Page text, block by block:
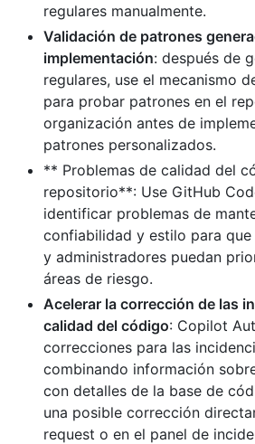
regulares manualmente.
Validación de patrones
implementación: después de
regulares, use el mecanismo
para probar patrones en el
organización antes de
patrones personalizados.
** Problemas de calidad del
repositorio**: Use GitHub
identificar problemas de
confiabilidad y estilo para
y administradores puedan
áreas de riesgo.
Acelerar la corrección de las
calidad del código: Copilot
correcciones para las
combinando información
con detalles de la base de
una posible corrección
request o en el panel de